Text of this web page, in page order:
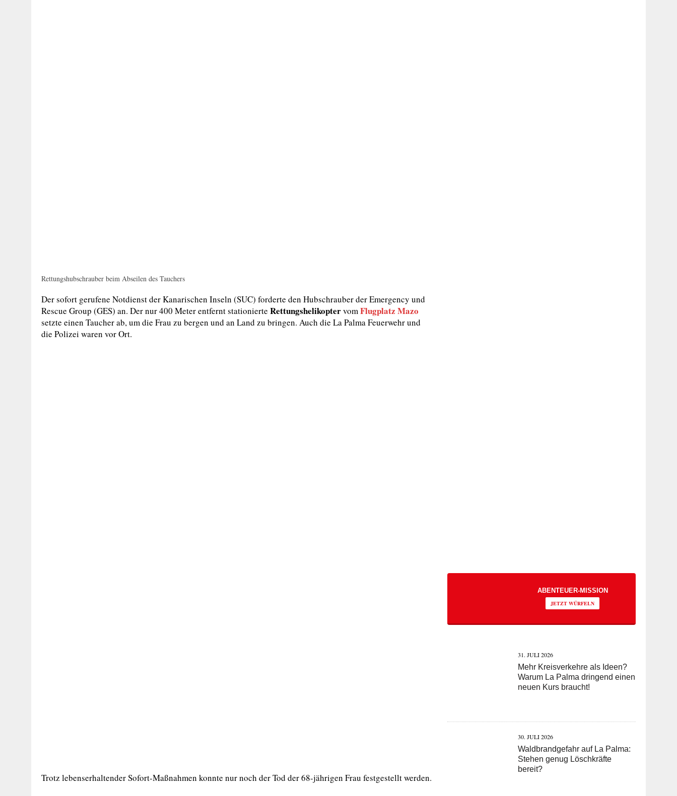
Rettungshubschrauber beim Abseilen des Tauchers
Der sofort gerufene Notdienst der Kanarischen Inseln (SUC) forderte den Hubschrauber der Emergency und
Rescue Group (GES) an. Der nur 400 Meter entfernt stationierte Rettungshelikoptervom Flugplatz Mazo
setzte einen Taucher ab, um die Frau zu bergen und an Land zu bringen. Auch die La Palma Feuerwehr und
die Polizei waren vor Ort.
Trotz lebenserhaltender Sofort-Maßnahmen konnte nur noch der Tod der 68-jährigen Frau festgestellt werden.
ABENTEUER-MISSION
JETZT WÜRFELN
31. JULI 2026
Mehr Kreisverkehre als Ideen?
Warum La Palma dringend einen
neuen Kurs braucht!
30. JULI 2026
Waldbrandgefahr auf La Palma:
Stehen genug Löschkräfte
bereit?